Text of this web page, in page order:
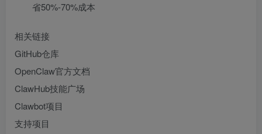
省50%-70%成本
相关链接
GitHub仓库
OpenClaw官方文档
ClawHub技能广场
Clawbot项目
支持项目